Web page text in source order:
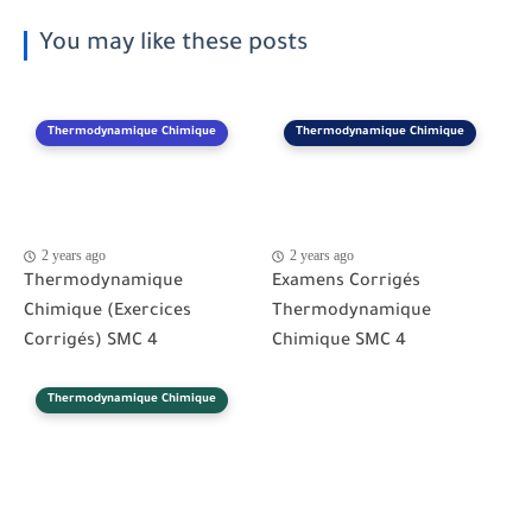
You may like these posts
Thermodynamique Chimique
2 years ago
Thermodynamique
Chimique (Exercices
Corrigés) SMC 4
Thermodynamique Chimique
2 years ago
Examens Corrigés
Thermodynamique
Chimique SMC 4
Thermodynamique Chimique